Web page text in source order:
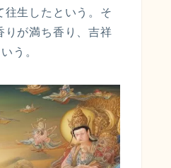
生したという。そ
が満ち香り、吉祥
う。